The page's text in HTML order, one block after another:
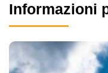
Informazioni